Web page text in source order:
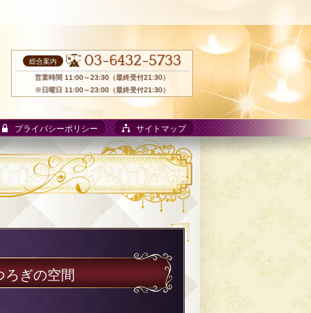
プライバシーポリシー サイトマップ
ろぎの空間
総合案内 03-6432-5733
営業時間 11:00～23:30（最終受付21:30）
※日曜日 11:00～23:00（最終受付21:30）